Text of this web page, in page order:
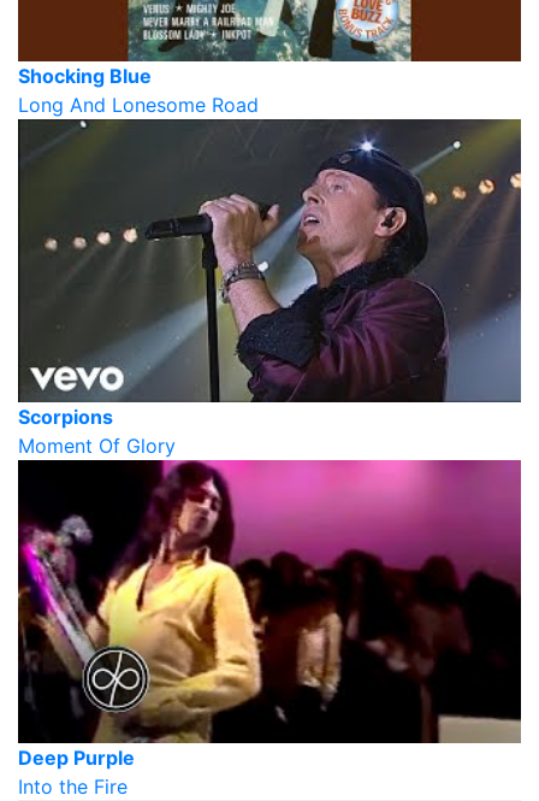
Shocking Blue
Long And Lonesome Road
Scorpions
Moment Of Glory
Deep Purple
Into the Fire